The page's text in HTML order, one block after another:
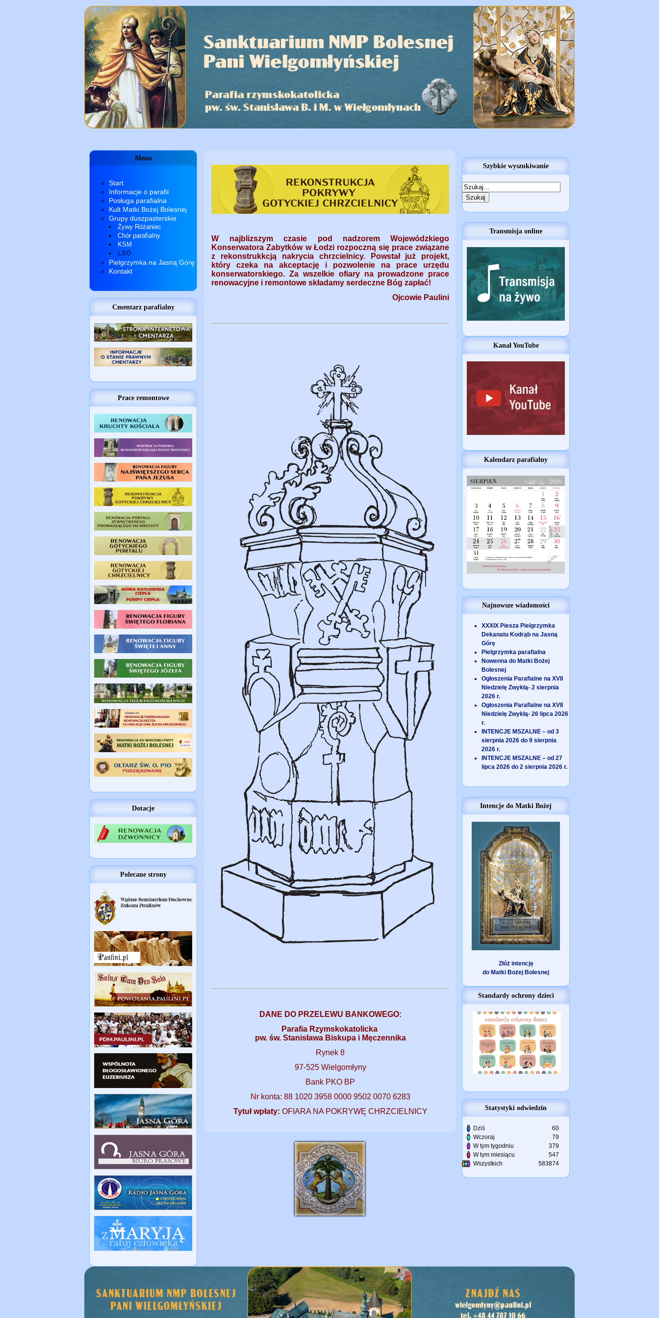
Szybkie wyszukiwanie
Transmisja online
Kanał YouTube
Kalendarz parafialny
Najnowsze wiadomości
XXXIX Piesza Pielgrzymka
Dekanatu Kodrąb na Jasną
Górę
Pielgrzymka parafialna
Nowenna do Matki Bożej
Bolesnej
Ogłoszenia Parafialne na XVII
Niedzielę Zwykłą- 2 sierpnia
2026 r.
Ogłoszenia Parafialne na XVII
Niedzielę Zwykłą- 26 lipca 2026
r.
INTENCJE MSZALNE – od 3
sierpnia 2026 do 9 sierpnia
2026 r.
INTENCJE MSZALNE – od 27
lipca 2026 do 2 sierpnia 2026 r.
Intencje do Matki Bożej
Złóż intencję
do Matki Bożej Bolesnej
Standardy ochrony dzieci
Statystyki odwiedzin
Dziś
60
Wczoraj
79
W tym tygodniu
379
W tym miesiącu
547
Wszystkich
583874
Menu
Start
Informacje o parafii
Posługa parafialna
Kult Matki Bożej Bolesnej
Grupy duszpasterskie
Żywy Różaniec
Chór parafialny
KSM
LSO
Pielgrzymka na Jasną Górę
Kontakt
Cmentarz parafialny
Prace remontowe
Dotacje
Polecane strony
W najblizszym czasie pod nadzorem Wojewódzkiego
Konserwatora Zabytków w Łodzi rozpoczną się prace związane
z rekonstrukkcją nakrycia chrzcielnicy. Powstał już projekt,
który czeka na akceptację i pozwolenie na prace urzędu
konserwatorskiego. Za wszelkie ofiary na prowadzone prace
renowacyjne i remontowe składamy serdeczne Bóg zapłać!
Ojcowie Paulini
DANE DO PRZELEWU BANKOWEGO:
Parafia Rzymskokatolicka
pw. św. Stanisława Biskupa i Męczennika
Rynek 8
97-525 Wielgomłyny
Bank PKO BP
Nr konta: 88 1020 3958 0000 9502 0070 6283
Tytuł wpłaty: OFIARA NA POKRYWĘ CHRZCIELNICY